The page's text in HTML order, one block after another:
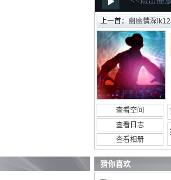
上一首：幽幽情深ik123极致
查看空间
查看日志
查看相册
猜你喜欢